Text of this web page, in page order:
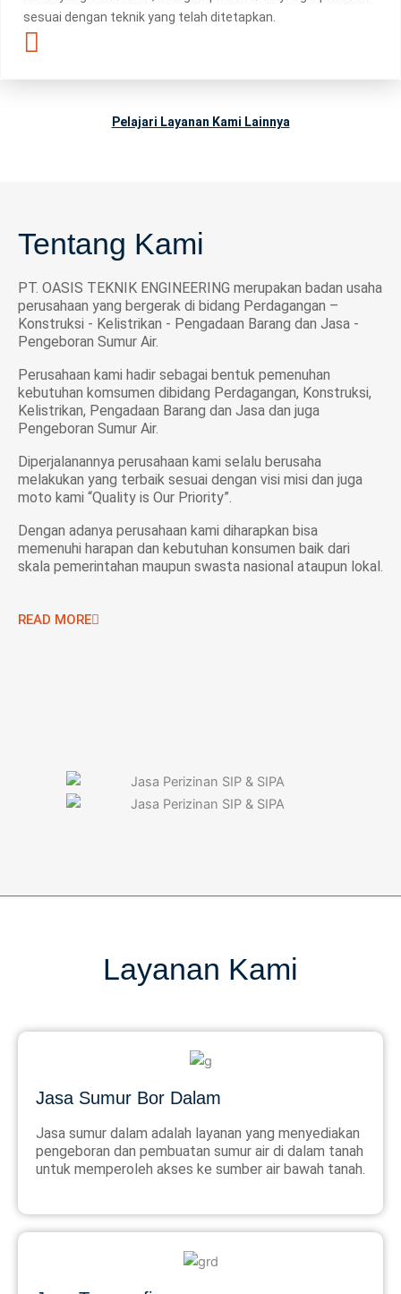
sesuai dengan teknik yang telah ditetapkan.
Pelajari Layanan Kami Lainnya
Tentang Kami
PT. OASIS TEKNIK ENGINEERING merupakan badan usaha
perusahaan yang bergerak di bidang Perdagangan –
Konstruksi - Kelistrikan - Pengadaan Barang dan Jasa -
Pengeboran Sumur Air.
Perusahaan kami hadir sebagai bentuk pemenuhan
kebutuhan komsumen dibidang Perdagangan, Konstruksi,
Kelistrikan, Pengadaan Barang dan Jasa dan juga
Pengeboran Sumur Air.
Diperjalanannya perusahaan kami selalu berusaha
melakukan yang terbaik sesuai dengan visi misi dan juga
moto kami “Quality is Our Priority”.
Dengan adanya perusahaan kami diharapkan bisa
memenuhi harapan dan kebutuhan konsumen baik dari
skala pemerintahan maupun swasta nasional ataupun lokal.
READ MORE
Layanan Kami
Jasa Sumur Bor Dalam
Jasa sumur dalam adalah layanan yang menyediakan
pengeboran dan pembuatan sumur air di dalam tanah
untuk memperoleh akses ke sumber air bawah tanah.